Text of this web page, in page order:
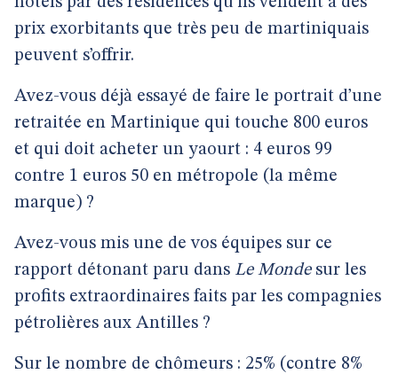
prix exorbitants que très peu de martiniquais
peuvent s’offrir.
Avez-vous déjà essayé de faire le portrait d’une
retraitée en Martinique qui touche 800 euros
et qui doit acheter un yaourt : 4 euros 99
contre 1 euros 50 en métropole (la même
marque) ?
Avez-vous mis une de vos équipes sur ce
rapport détonant paru dans Le Mondesur les
profits extraordinaires faits par les compagnies
pétrolières aux Antilles ?
Sur le nombre de chômeurs : 25% (contre 8%